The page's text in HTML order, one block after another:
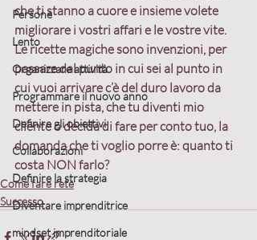
Persone
Lento
Organizzare attività
Programmare il nuovo anno
Definire gli obiettivi
Collaborazioni
Definire la strategia
Diventare imprenditrice
mindset imprenditoriale
che ti stanno a cuore e insieme volete
migliorare i vostri affari e le vostre vite.
Le ricette magiche sono invenzioni, per
passare dal punto in cui sei al punto in
cui vuoi arrivare c’è del duro lavoro da
mettere in pista, che tu diventi mio
cliente o decida di fare per conto tuo, la
domanda che ti voglio porre è: quanto ti
costa NON farlo?
Come fare rete
Successo